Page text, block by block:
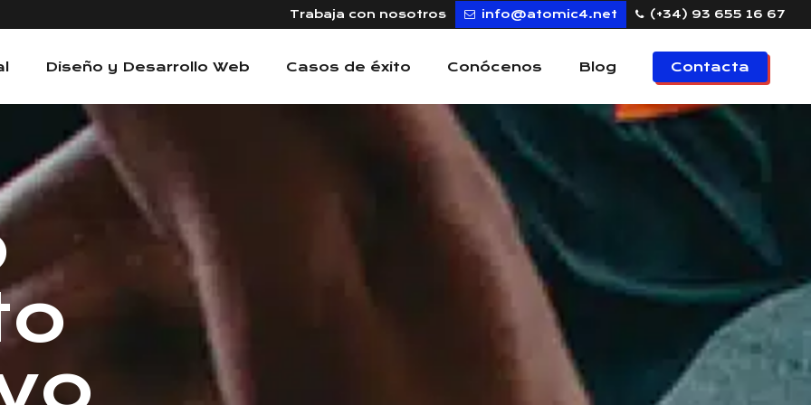
Trabaja con nosotros info@atomic4.net (+34) 93 655 16 67
Diseño y Desarrollo Web Casos de éxito Conócenos Blog Contacta